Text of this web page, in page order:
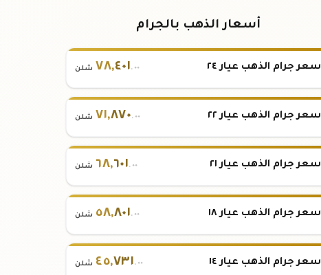
أسعار الذهب بالجرام
سعر جرام الذهب عيار ٢٤ ٧٨,٤٠١.٠٠ شلن
سعر جرام الذهب عيار ٢٢ ٧١,٨٧٠.٠٠ شلن
سعر جرام الذهب عيار ٢١ ٦٨,٦٠١.٠٠ شلن
سعر جرام الذهب عيار ١٨ ٥٨,٨٠١.٠٠ شلن
سعر جرام الذهب عيار ١٤ ٤٥,٧٣١.٠٠ شلن